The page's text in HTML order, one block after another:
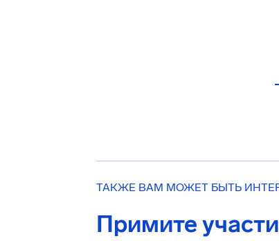
ТАКЖЕ ВАМ МОЖЕТ БЫТЬ
Примите